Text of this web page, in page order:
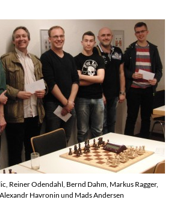
Reiner Odendahl, Bernd Dahm, Markus Ragger,
Havronin und Mads Andersen